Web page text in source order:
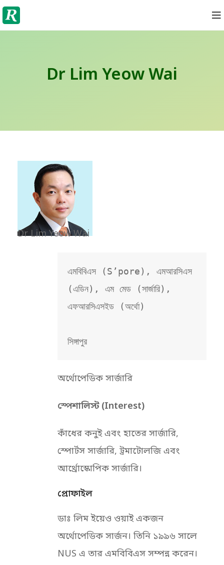
Dr Lim Yeow Wai
Dr Lim Yeow Wai
এমবিবিএস (S’pore), এমআরসিএস
(এডিন), এম মেড (সার্জারি),
এফআরসিএসইড (অর্থো)
সিঙ্গাপুর
অর্থোপেডিক সার্জারি
স্পেশালিস্ট (Interest)
কাঁধের কনুই এবং হাতের সার্জারি,
স্পোর্টস সার্জারি, ট্রমাটোলজি এবং
আর্থ্রোস্কোপিক সার্জারি।
প্রোফাইল
ডাঃ লিম ইয়েও ওয়াই একজন
অর্থোপেডিক সার্জন। তিনি ১৯৯৬ সালে
NUS এ তার এমবিবিএস সম্পন্ন করেন।